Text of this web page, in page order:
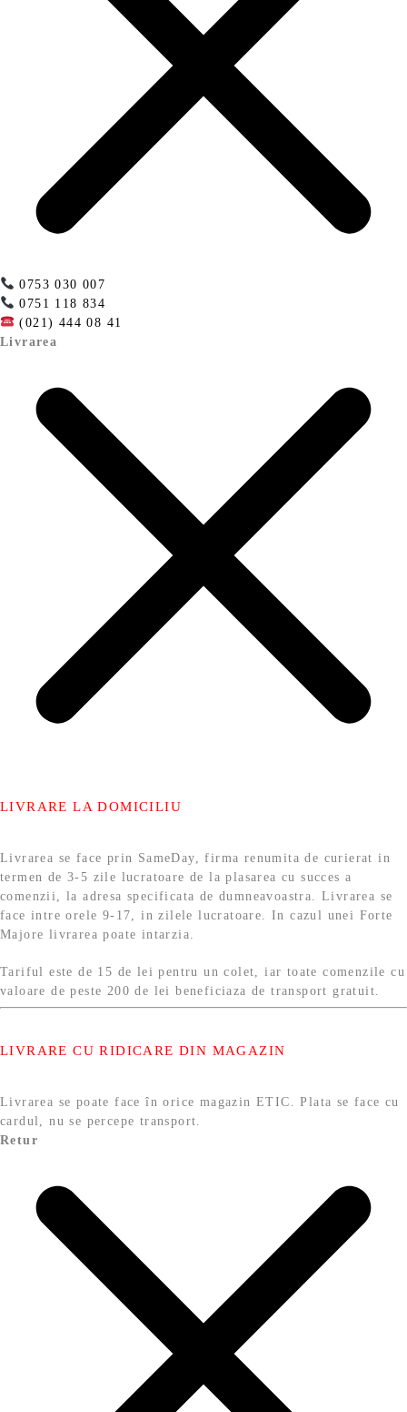
0753 030 007
0751 118 834
(021) 444 08 41
Livrarea
LIVRARE LA DOMICILIU
Livrarea se face prin SameDay, firma renumita de curierat in
termen de 3-5 zile lucratoare de la plasarea cu succes a
comenzii, la adresa specificata de dumneavoastra. Livrarea se
face intre orele 9-17, in zilele lucratoare. In cazul unei Forte
Majore livrarea poate intarzia.
Tariful este de 15 de lei pentru un colet, iar toate comenzile cu
valoare de peste 200 de lei beneficiaza de transport gratuit.
LIVRARE CU RIDICARE DIN MAGAZIN
Livrarea se poate face în orice magazin ETIC. Plata se face cu
cardul, nu se percepe transport.
Retur